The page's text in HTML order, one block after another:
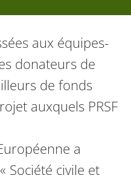
donateurs de
de fonds
auxquels PRSF
a
Société civile et